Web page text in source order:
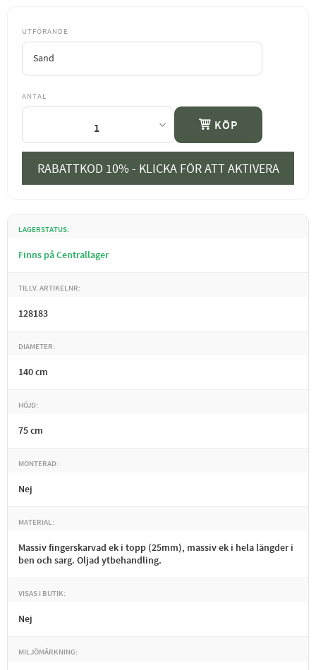
UTFÖRANDE
ANTAL
KÖP
RABATTKOD 10% - KLICKA FÖR ATT AKTIVERA
LAGERSTATUS
Finns på Centrallager
TILLV. ARTIKELNR
128183
DIAMETER
140 cm
HÖJD
75 cm
MONTERAD
Nej
MATERIAL
Massiv fingerskarvad ek i topp (25mm), massiv ek i hela längder i
ben och sarg. Oljad ytbehandling.
VISAS I BUTIK
Nej
MILJÖMÄRKNING